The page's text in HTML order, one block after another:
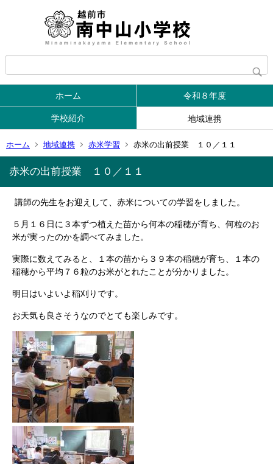
ホーム 令和８年度
学校紹介 地域連携
ホーム 地域連携 赤米学習 赤米の出前授業 １０／１１
赤米の出前授業 １０／１１
講師の先生をお迎えして、赤米についての学習をしました。
５月１６日に３本ずつ植えた苗から何本の稲穂が育ち、何粒のお
米が実ったのかを調べてみました。
実際に数えてみると、１本の苗から３９本の稲穂が育ち、１本の
稲穂から平均７６粒のお米がとれたことが分かりました。
明日はいよいよ稲刈りです。
お天気も良さそうなのでとても楽しみです。